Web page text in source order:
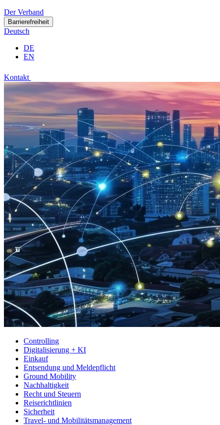
Der Verband
Barrierefreiheit
Deutsch
DE
EN
Kontakt
Controlling
Digitalisierung + KI
Einkauf
Entsendung und Meldepflicht
Ground Mobility
Nachhaltigkeit
Recht und Steuern
Reiserichtlinien
Sicherheit
Travel- und Mobilitätsmanagement